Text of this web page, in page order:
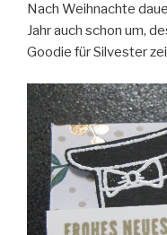
Nach Weihnachte
Jahr auch schon um,
Goodie für Silvester